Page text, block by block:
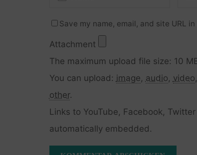
Save my name, email, and site URL
Attachment
The maximum upload file size: 10
You can upload: image, audio, video,
other.
Links to YouTube, Facebook,
automatically embedded.